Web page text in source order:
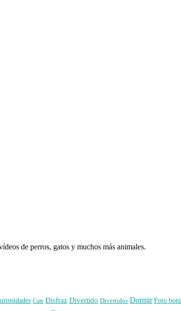
de perros, gatos y muchos más animales.
Cute Disfraz Divertido Divertidos Dormir Foto